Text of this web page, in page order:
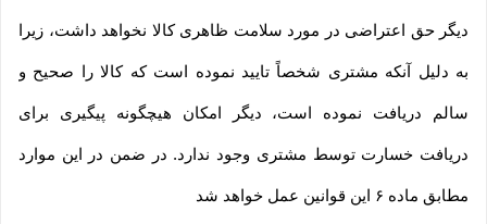
دیگر حق اعتراضی در مورد سلامت ظاهری کالا نخواهد داشت، زیرا
به دلیل آنکه مشتری شخصاً تایید نموده است که کالا را صحیح و
سالم دریافت نموده است، دیگر امکان هیچگونه پیگیری برای
دریافت خسارت توسط مشتری وجود ندارد. در ضمن در این موارد
مطابق ماده ۶ این قوانین عمل خواهد شد